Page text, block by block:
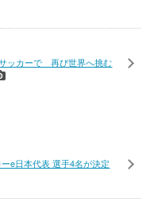
ッカーで 再び世界へ挑む
e日本代表 選手4名が決定